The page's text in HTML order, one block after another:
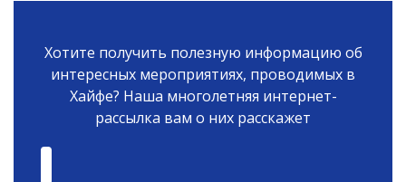
Хотите получить полезную информацию об
интересных мероприятиях, проводимых в
Хайфе? Наша многолетняя интернет-
рассылка вам о них расскажет